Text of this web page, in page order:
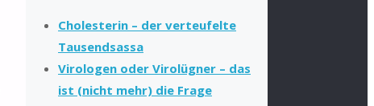
Cholesterin – der verteufelte
Tausendsassa
Virologen oder Virolügner – das
ist (nicht mehr) die Frage